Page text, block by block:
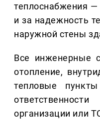
теплоснабжения
и за надежность
наружной стены
Все инженерные
отопление,
тепловые
организации или